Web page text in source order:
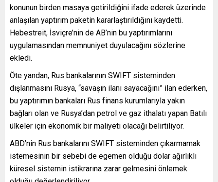
konunun birden masaya getirildiğini ifade ederek üzerinde
anlaşılan yaptırım paketin kararlaştırıldığını kaydetti.
Hebestreit, İsviçre’nin de AB’nin bu yaptırımlarını
uygulamasından memnuniyet duyulacağını sözlerine
ekledi.
Öte yandan, Rus bankalarının SWIFT sisteminden
dışlanmasını Rusya, “savaşın ilanı sayacağını” ilan ederken,
bu yaptırımın bankaları Rus finans kurumlarıyla yakın
bağları olan ve Rusya’dan petrol ve gaz ithalatı yapan Batılı
ülkeler için ekonomik bir maliyeti olacağı belirtiliyor.
ABD’nin Rus bankalarını SWIFT sisteminden çıkarmamak
istemesinin bir sebebi de egemen olduğu dolar ağırlıklı
küresel sistemin istikrarına zarar gelmesini önlemek